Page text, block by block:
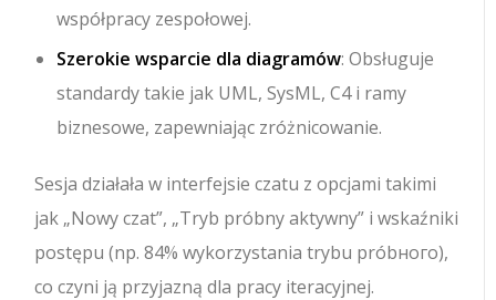
współpracy zespołowej.
Szerokie wsparcie dla diagramów: Obsługuje
standardy takie jak UML, SysML, C4 i ramy
biznesowe, zapewniając zróżnicowanie.
Sesja działała w interfejsie czatu z opcjami takimi
jak „Nowy czat”, „Tryb próbny aktywny” i wskaźniki
postępu (np. 84% wykorzystania trybu próbного),
co czyni ją przyjazną dla pracy iteracyjnej.